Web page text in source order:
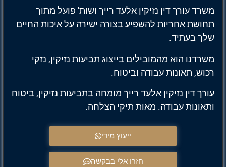
משרד עורך דין נזיקין אלעד רייך ושות' פועל מתוך
תחושת אחריות להשפיע בצורה ישירה על איכות החיים
שלך בעתיד.
משרדנו הוא מהמובילים בייצוג תביעות נזיקין, נזקי
רכוש, תאונות עבודה וביטוח.
עורך דין נזיקין אלעד רייך מומחה בתביעות נזיקין, ביטוח
ותאונות עבודה. מאות תיקי הצלחה.
ייעוץ מידי
חזרו אלי בבקשה